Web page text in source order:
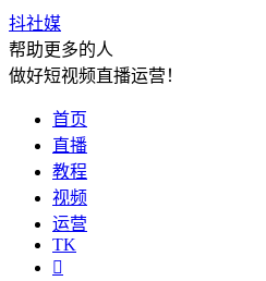
抖社媒
帮助更多的人
做好短视频直播运营！
首页
直播
教程
视频
运营
TK
